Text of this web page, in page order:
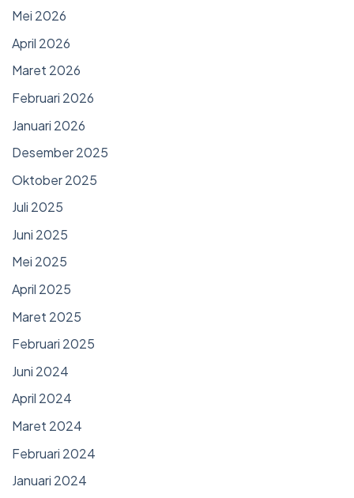
Mei 2026
April 2026
Maret 2026
Februari 2026
Januari 2026
Desember 2025
Oktober 2025
Juli 2025
Juni 2025
Mei 2025
April 2025
Maret 2025
Februari 2025
Juni 2024
April 2024
Maret 2024
Februari 2024
Januari 2024